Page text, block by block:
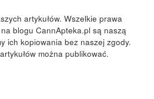
artykułów. Wszelkie prawa
blogu CannApteka.pl są naszą
ich kopiowania bez naszej zgody.
można publikować.